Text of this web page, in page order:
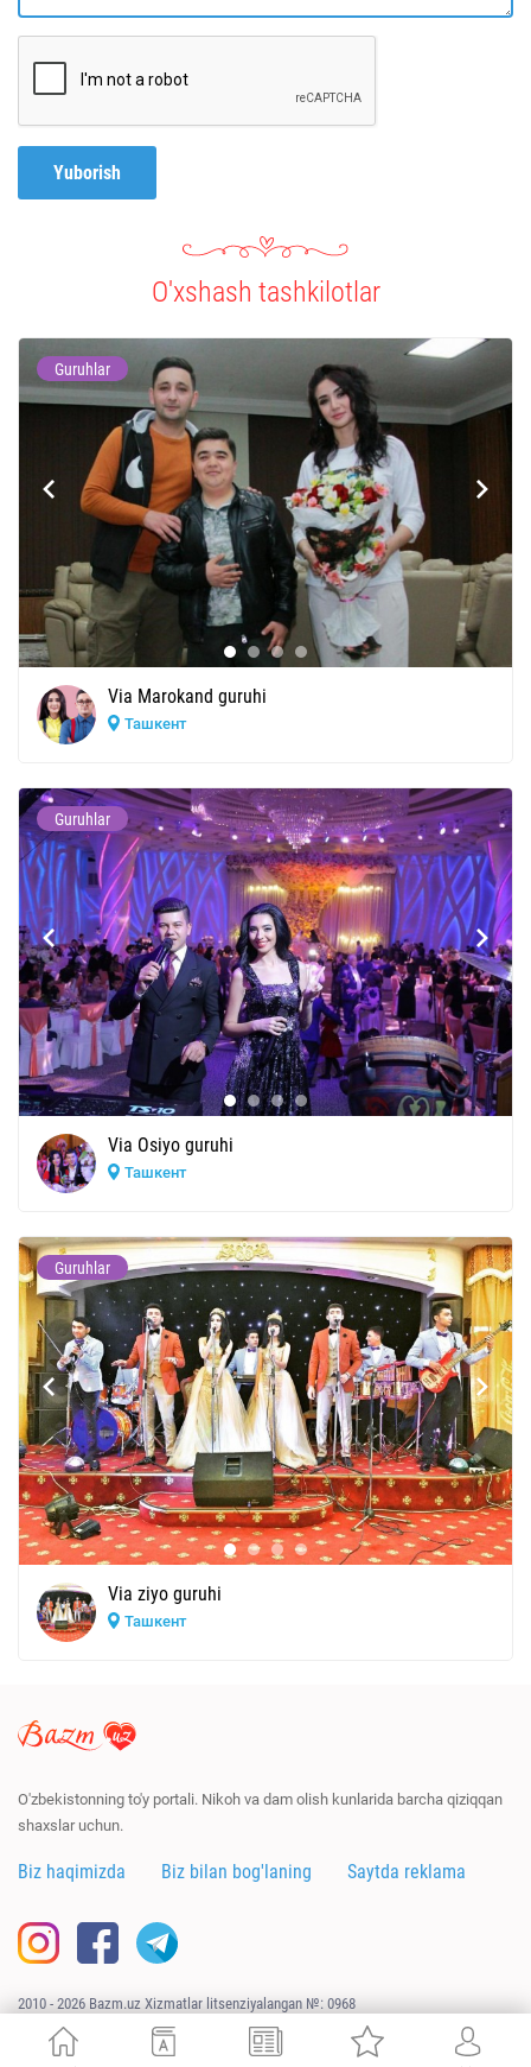
Yuborish
O'xshash tashkilotlar
Guruhlar
Via Marokand guruhi
Ташкент
Guruhlar
Via Osiyo guruhi
Ташкент
Guruhlar
Via ziyo guruhi
Ташкент
O'zbekistonning to'y portali. Nikoh va dam olish kunlarida barcha qiziqqan
shaxslar uchun.
Biz haqimizda Biz bilan bog'laning Saytda reklama
2010 - 2026 Bazm.uz Xizmatlar litsenziyalangan №: 0968
URAGAN.UZ tomonidan ishlab chiqildi